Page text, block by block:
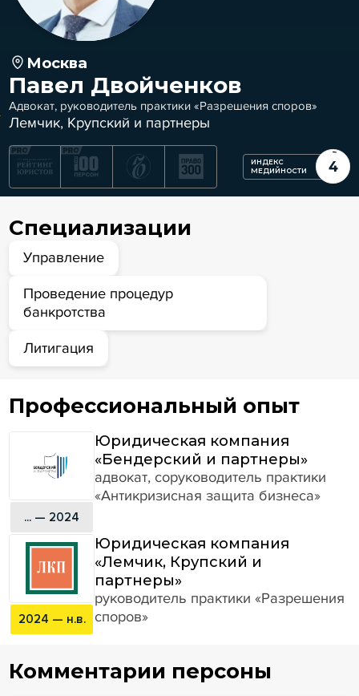
Москва
Павел Двойченков
Адвокат, руководитель практики «Разрешения споров»
Лемчик, Крупский и партнеры
ИНДЕКС
МЕДИЙНОСТИ
4
Специализации
Управление
Проведение процедур
банкротства
Литигация
Профессиональный опыт
... — 2024
Юридическая компания
«Бендерский и партнеры»
адвокат, соруководитель практики
«Антикризисная защита бизнеса»
2024 — н.в.
Юридическая компания
«Лемчик, Крупский и
партнеры»
руководитель практики «Разрешения
споров»
Комментарии персоны